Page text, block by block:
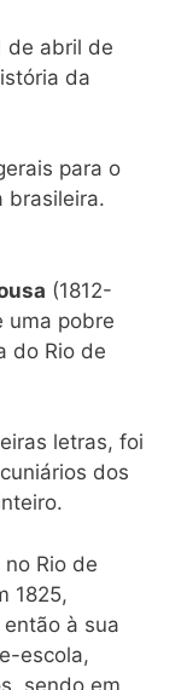
de abril de
da
para o
brasileira.
(1812-
uma pobre
do Rio de
letras, foi
dos
Rio de
1825,
à sua
escola,
sendo em